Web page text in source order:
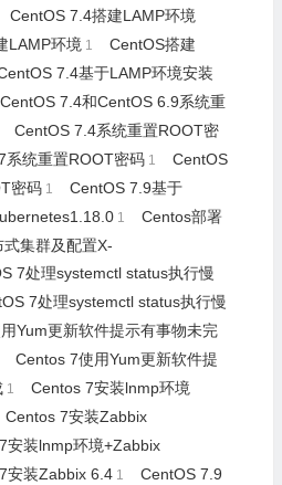
CentOS 7.4搭建LAMP环境
LAMP环境 1
CentOS搭建
7.4基于LAMP环境安装
CentOS 7.4和CentOS 6.9系统重
CentOS 7.4系统重置ROOT密
系统重置ROOT密码 1
CentOS
密码 1
CentOS 7.9基于
1
Centos部署
集群及配置X-
7处理systemctl status执行慢
7处理systemctl status执行慢
Yum更新软件提示有事物未完
Centos 7使用Yum更新软件提
1
Centos 7安装lnmp环境
Centos 7安装Zabbix
安装lnmp环境+Zabbix
安装Zabbix 6.4 1
CentOS 7.9